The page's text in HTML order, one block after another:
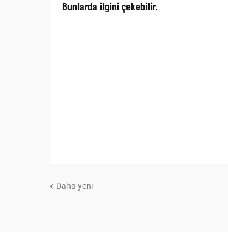
Bunlarda ilgini çekebilir.
Daha yeni